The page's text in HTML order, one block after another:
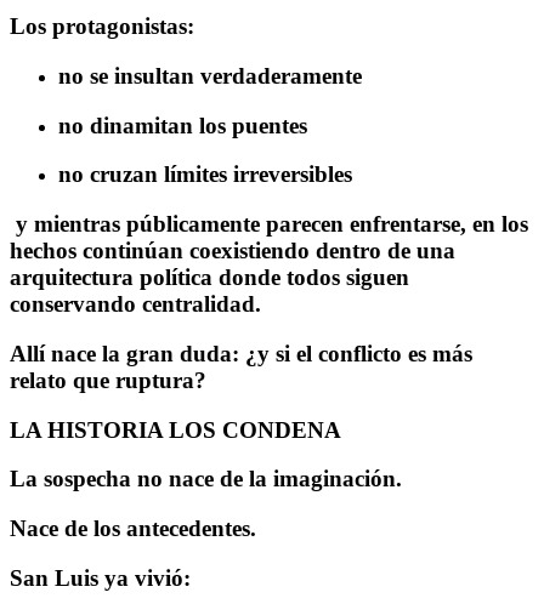
Los protagonistas:
no se insultan verdaderamente
no dinamitan los puentes
no cruzan límites irreversibles
y mientras públicamente parecen enfrentarse, en los
hechos continúan coexistiendo dentro de una
arquitectura política donde todos siguen
conservando centralidad.
Allí nace la gran duda: ¿y si el conflicto es más
relato que ruptura?
LA HISTORIA LOS CONDENA
La sospecha no nace de la imaginación.
Nace de los antecedentes.
San Luis ya vivió: